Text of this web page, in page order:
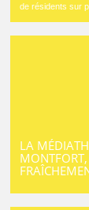
de résidents sur
LA
MONTFORT,